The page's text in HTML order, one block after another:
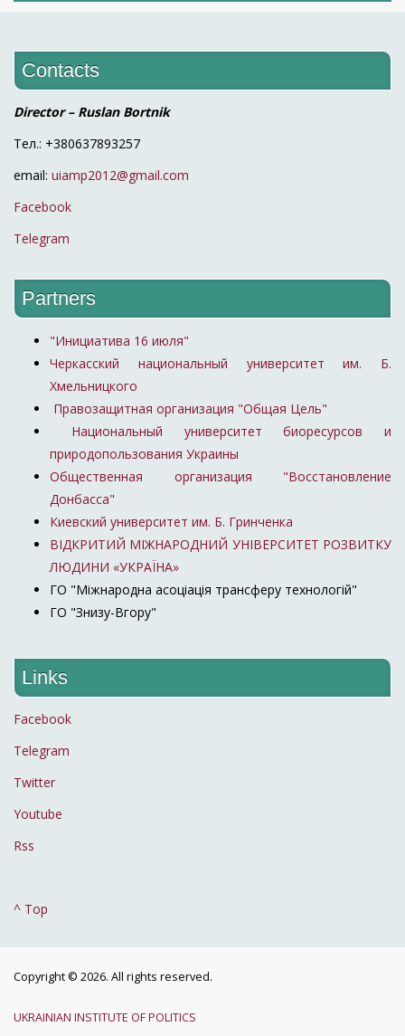
Contacts
Director – Ruslan Bortnik
Тел.: +380637893257
email: uiamp2012@gmail.com
Facebook
Telegram
Partners
"Инициатива 16 июля"
Черкасский национальный университет им. Б.
Хмельницкого
Правозащитная организация "Общая Цель"
Национальный университет биоресурсов и
природопользования Украины
Общественная организация "Восстановление
Донбасса"
Киевский университет им. Б. Гринченка
ВІДКРИТИЙ МІЖНАРОДНИЙ УНІВЕРСИТЕТ РОЗВИТКУ
ЛЮДИНИ «УКРАЇНА»
ГО "Міжнародна асоціація трансферу технологій"
ГО "Знизу-Вгору"
Links
Facebook
Telegram
Twitter
Youtube
Rss
^ Top
Copyright © 2026. All rights reserved.
UKRAINIAN INSTITUTE OF POLITICS